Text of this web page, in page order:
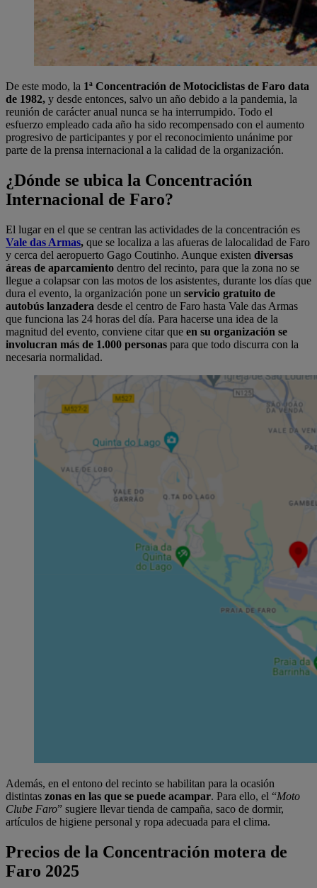
De este modo, la 1ª Concentración de Motociclistas de Faro data
de 1982, y desde entonces, salvo un año debido a la pandemia, la
reunión de carácter anual nunca se ha interrumpido. Todo el
esfuerzo empleado cada año ha sido recompensado con el aumento
progresivo de participantes y por el reconocimiento unánime por
parte de la prensa internacional a la calidad de la organización.
¿Dónde se ubica la Concentración
Internacional de Faro?
El lugar en el que se centran las actividades de la concentración es
Vale das Armas, que se localiza a las afueras de lalocalidad de Faro
y cerca del aeropuerto Gago Coutinho. Aunque existen diversas
áreas de aparcamiento dentro del recinto, para que la zona no se
llegue a colapsar con las motos de los asistentes, durante los días que
dura el evento, la organización pone un servicio gratuito de
autobús lanzadera desde el centro de Faro hasta Vale das Armas
que funciona las 24 horas del día. Para hacerse una idea de la
magnitud del evento, conviene citar que en su organización se
involucran más de 1.000 personas para que todo discurra con la
necesaria normalidad.
Además, en el entono del recinto se habilitan para la ocasión
distintas zonas en las que se puede acampar. Para ello, el “Moto
Clube Faro” sugiere llevar tienda de campaña, saco de dormir,
artículos de higiene personal y ropa adecuada para el clima.
Precios de la Concentración motera de
Faro 2025